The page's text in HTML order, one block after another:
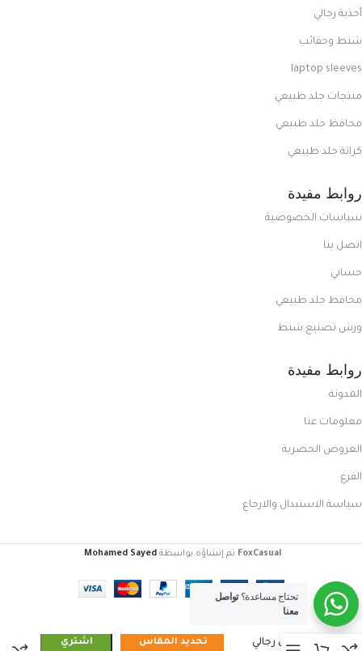
أحذية رجالي
شنط وحقائب
laptop sleeves
منتجات جلد طبيعي
محافظ جلد طبيعي
كراتة جلد طبيعي
روابط مفيدة
سياسات الخصوصية
اتصل بنا
حسابي
محافظ جلد طبيعي
ورش تصنيع شنط
روابط مفيدة
المدونة
معلومات عنا
العروض الحصرية
الفرع
سياسة الاستبدال والارجاع
FoxCasual تم إنشاؤه بواسطةMohamed Sayed
.
كوتش رجالي تحديد المقاس اشتري
تحتاج مساعدة؟تواصل
معنا